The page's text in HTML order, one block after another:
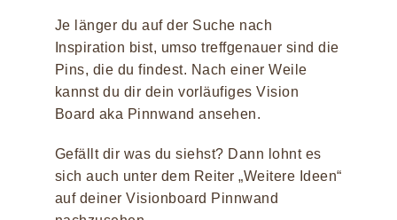
Je länger du auf der Suche nach
Inspiration bist, umso treffgenauer sind die
Pins, die du findest. Nach einer Weile
kannst du dir dein vorläufiges Vision
Board aka Pinnwand ansehen.
Gefällt dir was du siehst? Dann lohnt es
sich auch unter dem Reiter „Weitere Ideen“
auf deiner Visionboard Pinnwand